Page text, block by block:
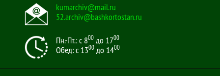
kumarchiv@mail.ru
52.archiv@bashkortostan.ru
Пн.-Пт.: с 800 до 1700
Обед: с 1300 до 1400